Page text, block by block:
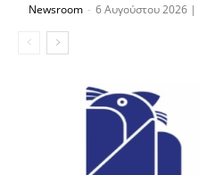
Newsroom - 6 Αυγούστου 2026 |